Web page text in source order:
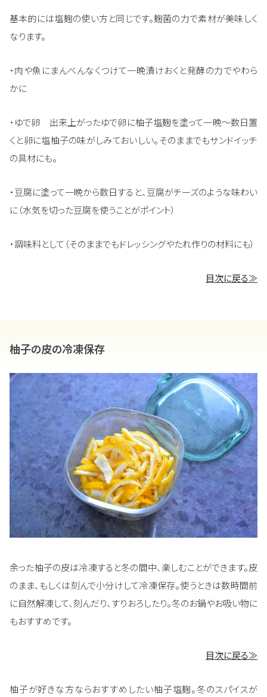
基本的には塩麹の使い方と同じです。麹菌の力で素材が美味しく
なります。
・肉や魚にまんべんなくつけて一晩漬けおくと発酵の力でやわら
かに
・ゆで卵 出来上がったゆで卵に柚子塩麹を塗って一晩～数日置
くと卵に塩柚子の味がしみておいしい。そのままでもサンドイッチ
の具材にも。
・豆腐に塗って一晩から数日すると、豆腐がチーズのような味わい
に（水気を切った豆腐を使うことがポイント）
・調味料として（そのままでもドレッシングやたれ作りの材料にも）
目次に戻る≫
柚子の皮の冷凍保存
余った柚子の皮は冷凍すると冬の間中、楽しむことができます。皮
のまま、もしくは刻んで小分けして冷凍保存。使うときは数時間前
に自然解凍して、刻んだり、すりおろしたり。冬のお鍋やお吸い物に
もおすすめです。
目次に戻る≫
柚子が好きな方ならおすすめしたい柚子塩麹。冬のスパイスが